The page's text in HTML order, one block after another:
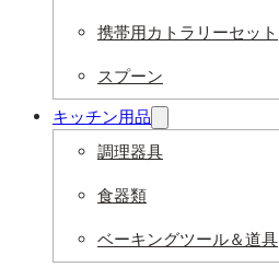
携帯用カトラリーセット
スプーン
キッチン用品
調理器具
食器類
ベーキングツール＆道具